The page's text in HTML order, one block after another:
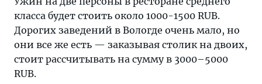
класса будет стоить около 1000-1500 RUB.
Дорогих заведений в Вологде очень мало, но
они все же есть — заказывая столик на двоих,
стоит рассчитывать на сумму в 3000–5000
RUB.